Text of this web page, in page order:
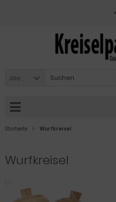
Alle
Startseite Wurfkreisel
Wurfkreisel